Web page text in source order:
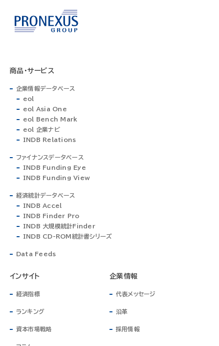
商品・サービス
企業情報データベース
eol
eol Asia One
eol Bench Mark
eol 企業ナビ
INDB Relations
ファイナンスデータベース
INDB Funding Eye
INDB Funding View
経済統計データベース
INDB Accel
INDB Finder Pro
INDB 大規模統計Finder
INDB CD-ROM統計書シリーズ
Data Feeds
インサイト
経済指標
ランキング
資本市場戦略
企業情報
代表メッセージ
沿革
採用情報